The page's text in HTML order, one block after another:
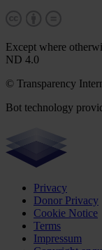
Except where
ND 4.0
© Transparency
Bot technology
Privacy
Donor Privacy
Cookie Notice
Terms
Impressum